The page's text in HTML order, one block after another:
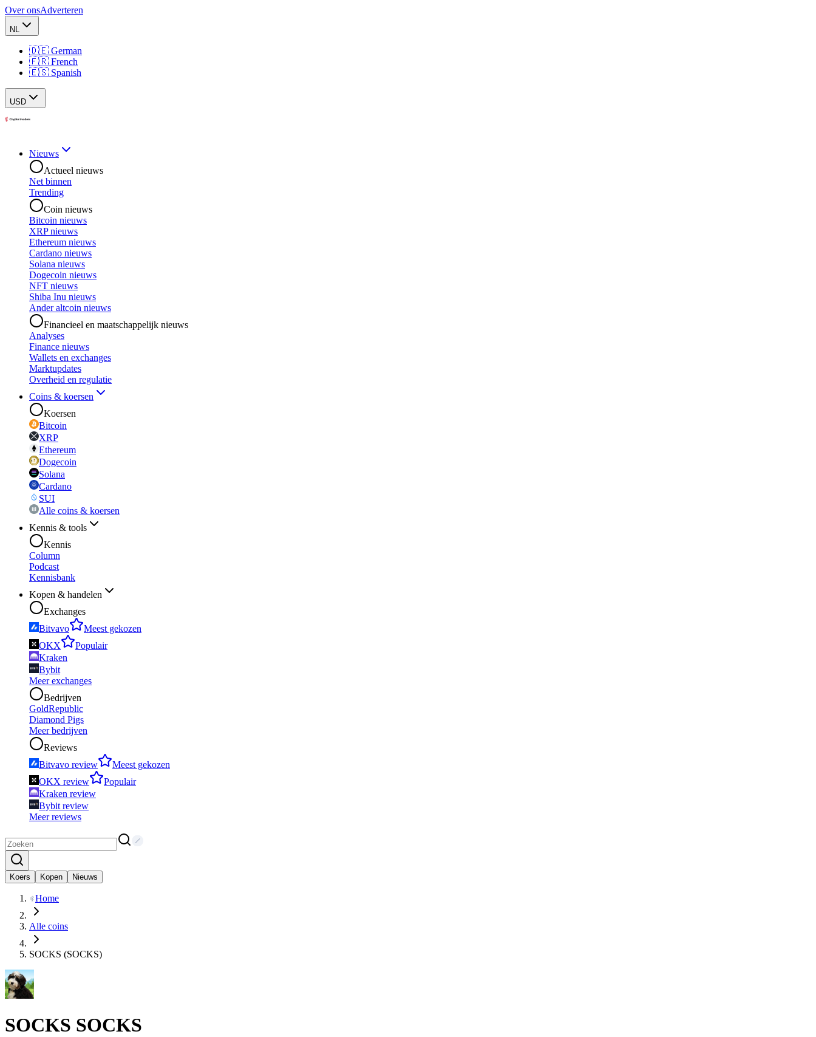
Over onsAdverteren
NL
🇩🇪 German
🇫🇷 French
🇪🇸 Spanish
USD
Nieuws
Actueel nieuws
Net binnen
Trending
Coin nieuws
Bitcoin nieuws
XRP nieuws
Ethereum nieuws
Cardano nieuws
Solana nieuws
Dogecoin nieuws
NFT nieuws
Shiba Inu nieuws
Ander altcoin nieuws
Financieel en maatschappelijk nieuws
Analyses
Finance nieuws
Wallets en exchanges
Marktupdates
Overheid en regulatie
Coins & koersen
Koersen
Bitcoin
XRP
Ethereum
Dogecoin
Solana
Cardano
SUI
Alle coins & koersen
Kennis & tools
Kennis
Column
Podcast
Kennisbank
Kopen & handelen
Exchanges
Bitvavo
Meest gekozen
OKX
Populair
Kraken
Bybit
Meer exchanges
Bedrijven
GoldRepublic
Diamond Pigs
Meer bedrijven
Reviews
Bitvavo review
Meest gekozen
OKX review
Populair
Kraken review
Bybit review
Meer reviews
Koers Kopen Nieuws
Home
Alle coins
SOCKS (SOCKS)
SOCKS SOCKS